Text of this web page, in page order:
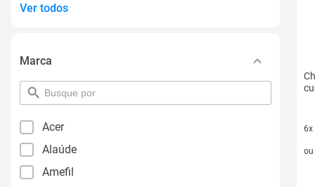
Ver todos
Marca
pesquisar
por
Acer
Alaúde
Amefil
6x
6
ou